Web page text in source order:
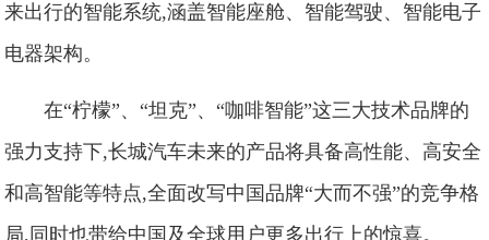
来出行的智能系统,涵盖智能座舱、智能驾驶、智能电子
电器架构。
在“柠檬”、“坦克”、“咖啡智能”这三大技术品牌的
强力支持下,长城汽车未来的产品将具备高性能、高安全
和高智能等特点,全面改写中国品牌“大而不强”的竞争格
局,同时也带给中国及全球用户更多出行上的惊喜。